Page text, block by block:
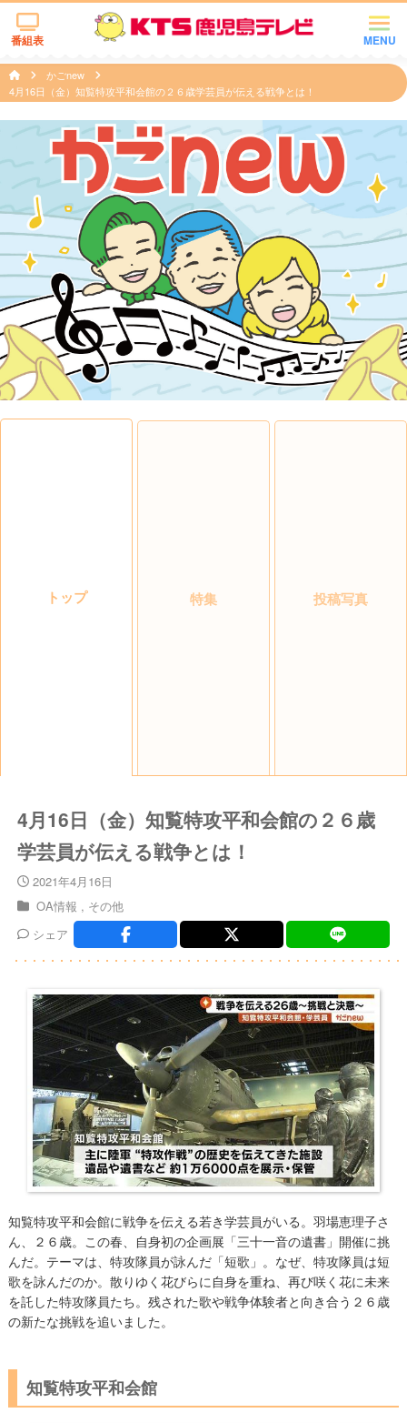
MENU
番組表
かごnew
4月16日（金）知覧特攻平和会館の２６歳学芸員が伝える戦争とは！
トップ 特集 投稿写真
4月16日（金）知覧特攻平和会館の２６歳
学芸員が伝える戦争とは！
2021年4月16日
OA情報
その他
シェア
知覧特攻平和会館に戦争を伝える若き学芸員がいる。羽場恵理子さ
ん、２６歳。この春、自身初の企画展「三十一音の遺書」開催に挑
んだ。テーマは、特攻隊員が詠んだ「短歌」。なぜ、特攻隊員は短
歌を詠んだのか。散りゆく花びらに自身を重ね、再び咲く花に未来
を託した特攻隊員たち。残された歌や戦争体験者と向き合う２６歳
の新たな挑戦を追いました。
知覧特攻平和会館